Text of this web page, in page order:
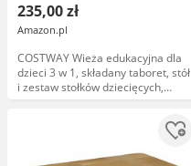
235,00 zł
Amazon.pl
COSTWAY Wieża edukacyjna dla
dzieci 3 w 1, składany taboret, stół
i zestaw stołków dziecięcych,
stołek dla dzieci, wieża stojąca,
dziecięcego, kuchni, łazienki, od 1